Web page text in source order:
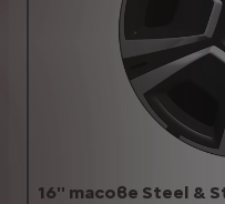
16'' тасове Steel &